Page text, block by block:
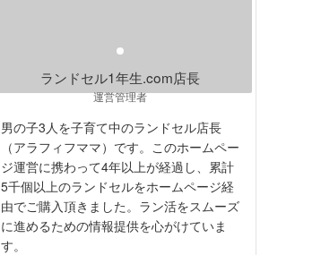
ランドセル1年生.com店長
運営管理者
男の子3人を子育て中のランドセル店長
（アラフィフママ）です。このホームペー
ジ運営に携わって4年以上が経過し、累計
5千個以上のランドセルをホームページ経
由でご購入頂きました。ラン活をスムーズ
に進めるための情報提供を心がけていま
す。